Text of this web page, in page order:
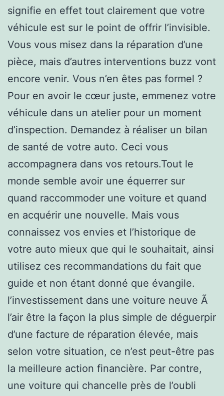
signifie en effet tout clairement que votre
véhicule est sur le point de offrir l’invisible.
Vous vous misez dans la réparation d’une
pièce, mais d’autres interventions buzz vont
encore venir. Vous n’en êtes pas formel ?
Pour en avoir le cœur juste, emmenez votre
véhicule dans un atelier pour un moment
d’inspection. Demandez à réaliser un bilan
de santé de votre auto. Ceci vous
accompagnera dans vos retours.Tout le
monde semble avoir une équerrer sur
quand raccommoder une voiture et quand
en acquérir une nouvelle. Mais vous
connaissez vos envies et l’historique de
votre auto mieux que qui le souhaitait, ainsi
utilisez ces recommandations du fait que
guide et non étant donné que évangile.
l’investissement dans une voiture neuve Ã
l’air être la façon la plus simple de déguerpir
d’une facture de réparation élevée, mais
selon votre situation, ce n’est peut-être pas
la meilleure action financière. Par contre,
une voiture qui chancelle près de l’oubli